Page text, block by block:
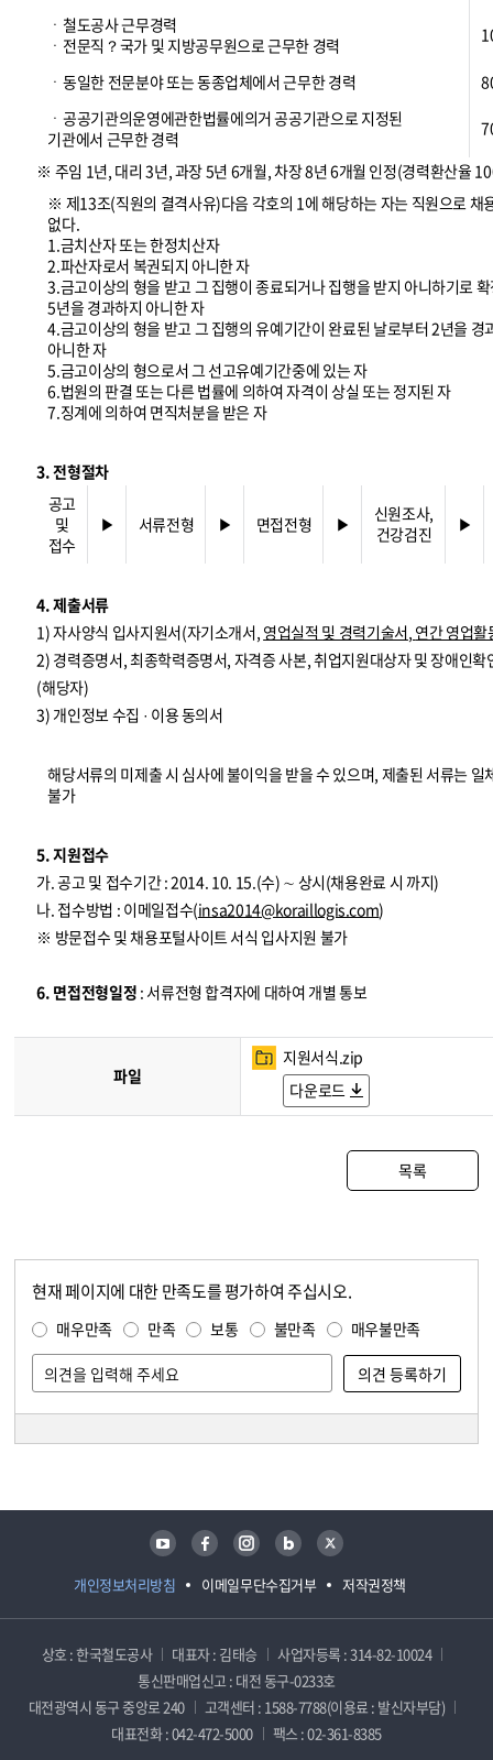
ㆍ철도공사 근무경력
ㆍ전문직？국가 및 지방공무원으로 근무한 경력
ㆍ동일한 전문분야 또는 동종업체에서 근무한 경력
ㆍ공공기관의운영에관한법률에의거 공공기관으로 지정된
기관에서 근무한 경력
※ 주임 1년, 대리 3년, 과장 5년 6개월, 차장 8년 6개월 인정(경력환산율
※ 제13조(직원의 결격사유)다음 각호의 1에 해당하는 자는 직원으로 채
없다.
1.금치산자 또는 한정치산자
2.파산자로서 복권되지 아니한 자
3.금고이상의 형을 받고 그 집행이 종료되거나 집행을 받지 아니하기로
5년을 경과하지 아니한 자
4.금고이상의 형을 받고 그 집행의 유예기간이 완료된 날로부터 2년을 경
아니한 자
5.금고이상의 형으로서 그 선고유예기간중에 있는 자
6.법원의 판결 또는 다른 법률에 의하여 자격이 상실 또는 정지된 자
7.징계에 의하여 면직처분을 받은 자
3. 전형절차
공고
및
접수
▶ 서류전형 ▶ 면접전형 ▶
신원조사,
건강검진
▶
4. 제출서류
1) 자사양식 입사지원서(자기소개서, 영업실적 및 경력기술서, 연간 영업활
2) 경력증명서, 최종학력증명서, 자격증 사본, 취업지원대상자 및 장애인확
(해당자)
3) 개인정보 수집 · 이용 동의서
해당서류의 미제출 시 심사에 불이익을 받을 수 있으며, 제출된 서류는 일
불가
5. 지원접수
가. 공고 및 접수기간 : 2014. 10. 15.(수) ∼ 상시(채용완료 시 까지)
나. 접수방법 : 이메일접수(insa2014@koraillogis.com)
※ 방문접수 및 채용포털사이트 서식 입사지원 불가
6. 면접전형일정 : 서류전형 합격자에 대하여 개별 통보
파일
지원서식.zip
다운로드
목록
현재 페이지에 대한 만족도를 평가하여 주십시오.
매우만족 만족 보통 불만족 매우불만족
개인정보처리방침 이메일무단수집거부 저작권정책
유튜브 페이스북 인스타그램 블로그 트위터
상호 : 한국철도공사 대표자 : 김태승
사업자등록 : 314-82-10024
통신판매업신고 : 대전 동구-0233호
대전광역시 동구 중앙로 240
고객센터 : 1588-7788(이용료 : 발신자부담)
대표전화 : 042-472-5000
팩스 : 02-361-8385